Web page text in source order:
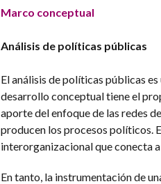
Marco conceptual
Análisis de políticas públicas
El análisis de políticas públicas
desarrollo conceptual tiene el
aporte del enfoque de las redes
producen los procesos políticos.
interorganizacional que conecta
En tanto, la instrumentación de